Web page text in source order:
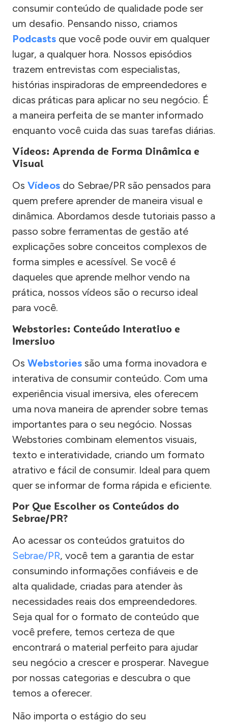
consumir conteúdo de qualidade pode ser
um desafio. Pensando nisso, criamos
Podcasts que você pode ouvir em qualquer
lugar, a qualquer hora. Nossos episódios
trazem entrevistas com especialistas,
histórias inspiradoras de empreendedores e
dicas práticas para aplicar no seu negócio. É
a maneira perfeita de se manter informado
enquanto você cuida das suas tarefas diárias.
Vídeos: Aprenda de Forma Dinâmica e
Visual
Os Vídeos do Sebrae/PR são pensados para
quem prefere aprender de maneira visual e
dinâmica. Abordamos desde tutoriais passo a
passo sobre ferramentas de gestão até
explicações sobre conceitos complexos de
forma simples e acessível. Se você é
daqueles que aprende melhor vendo na
prática, nossos vídeos são o recurso ideal
para você.
Webstories: Conteúdo Interativo e
Imersivo
Os Webstories são uma forma inovadora e
interativa de consumir conteúdo. Com uma
experiência visual imersiva, eles oferecem
uma nova maneira de aprender sobre temas
importantes para o seu negócio. Nossas
Webstories combinam elementos visuais,
texto e interatividade, criando um formato
atrativo e fácil de consumir. Ideal para quem
quer se informar de forma rápida e eficiente.
Por Que Escolher os Conteúdos do
Sebrae/PR?
Ao acessar os conteúdos gratuitos do
Sebrae/PR, você tem a garantia de estar
consumindo informações confiáveis e de
alta qualidade, criadas para atender às
necessidades reais dos empreendedores.
Seja qual for o formato de conteúdo que
você prefere, temos certeza de que
encontrará o material perfeito para ajudar
seu negócio a crescer e prosperar. Navegue
por nossas categorias e descubra o que
temos a oferecer.
Não importa o estágio do seu